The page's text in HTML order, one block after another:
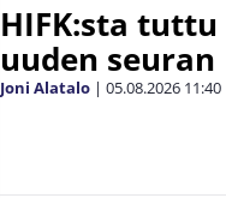
HIFK:sta
uuden seuran
Joni Alatalo | 05.08.2026 11:40